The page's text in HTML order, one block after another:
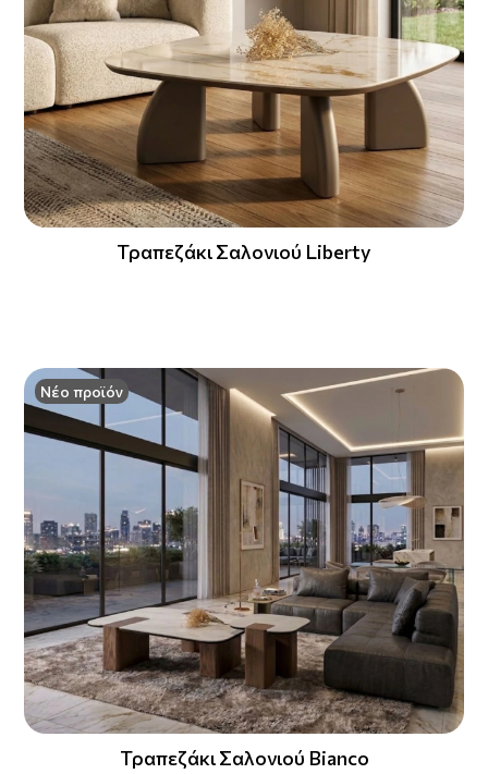
Τραπεζάκι Σαλονιού Liberty
Νέο προϊόν
Τραπεζάκι Σαλονιού Bianco